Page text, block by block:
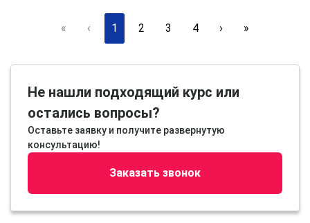
« ‹ 1 2 3 4 › »
Не нашли подходящий курс или
остались вопросы?
Оставьте заявку и получите развернутую
консультацию!
Заказать звонок